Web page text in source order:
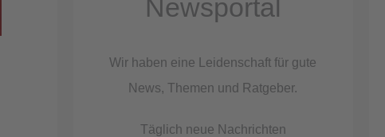
Newsportal
Wir haben eine Leidenschaft für gute
News, Themen und Ratgeber.
Täglich neue Nachrichten